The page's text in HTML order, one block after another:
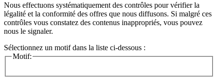
Nous effectuons systématiquement des contrôles pour vérifier la
légalité et la conformité des offres que nous diffusons. Si malgré ces
contrôles vous constatez des contenus inappropriés, vous pouvez
nous le signaler.
Sélectionnez un motif dans la liste ci-dessous :
Motif: